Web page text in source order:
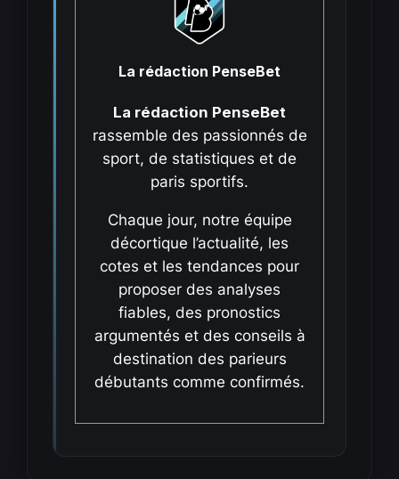
La rédaction PenseBet
La rédaction PenseBet
rassemble des passionnés de
sport, de statistiques et de
paris sportifs.
Chaque jour, notre équipe
décortique l’actualité, les
cotes et les tendances pour
proposer des analyses
fiables, des pronostics
argumentés et des conseils à
destination des parieurs
débutants comme confirmés.